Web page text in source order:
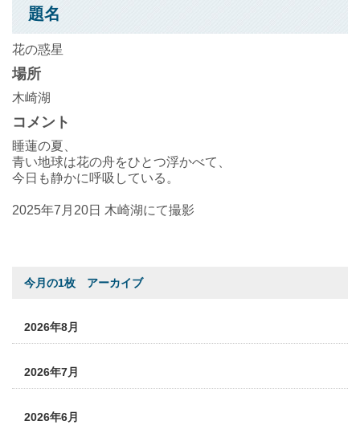
題名
花の惑星
場所
木崎湖
コメント
睡蓮の夏、
青い地球は花の舟をひとつ浮かべて、
今日も静かに呼吸している。
2025年7月20日 木崎湖にて撮影
今月の1枚 アーカイブ
2026年8月
2026年7月
2026年6月